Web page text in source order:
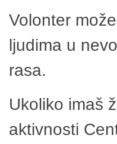
Volonter
ljudima u
rasa.
Ukoliko imaš
aktivnosti